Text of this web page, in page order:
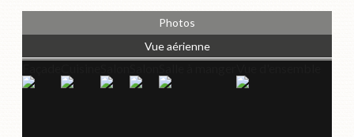
Photos
Vue aérienne